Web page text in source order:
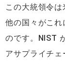
この大統領令は
他の国々がこれ
のです。NIST
アサプライチ